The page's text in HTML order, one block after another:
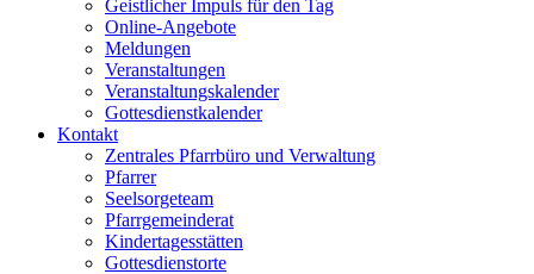
Geistlicher Impuls für den Tag
Online-Angebote
Meldungen
Veranstaltungen
Veranstaltungskalender
Gottesdienstkalender
Kontakt
Zentrales Pfarrbüro und Verwaltung
Pfarrer
Seelsorgeteam
Pfarrgemeinderat
Kindertagesstätten
Gottesdienstorte